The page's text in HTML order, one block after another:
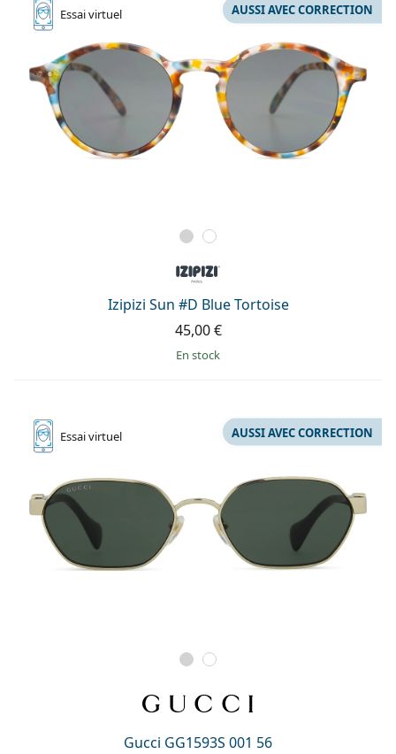
Essaivirtuel
Izipizi Sun #D Blue Tortoise
AUSSI AVEC CORRECTION
45,00 €
en stock
Essaivirtuel
Gucci GG1593S 001 56
AUSSI AVEC CORRECTION